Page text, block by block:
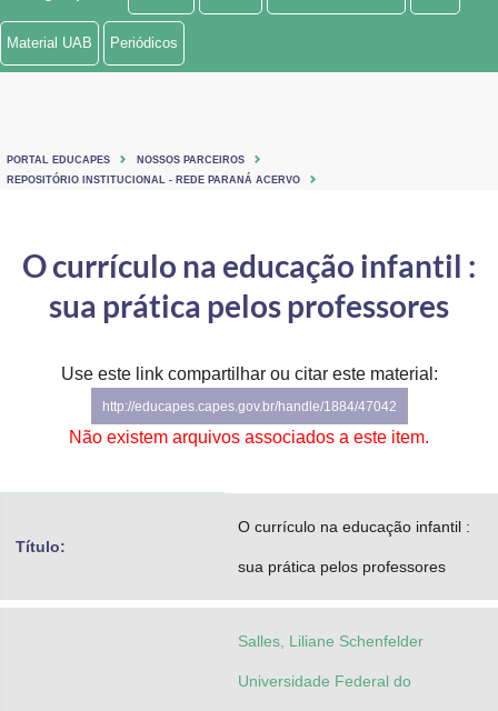
Ministério de Minas e Energia
Ministério do Turismo
Controladoria-Geral da União
Ministério da Mulher, da Família e dos Direitos Humanos
Secretaria-Geral
Material UAB Periódicos
PORTAL EDUCAPES
NOSSOS PARCEIROS
REPOSITÓRIO INSTITUCIONAL - REDE PARANÁ ACERVO
O currículo na educação infantil :
sua prática pelos professores
Use este link compartilhar ou citar este material:
http://educapes.capes.gov.br/handle/1884/47042
Não existem arquivos associados a este item.
Título:
O currículo na educação infantil :
sua prática pelos professores
Salles, Liliane Schenfelder
Universidade Federal do